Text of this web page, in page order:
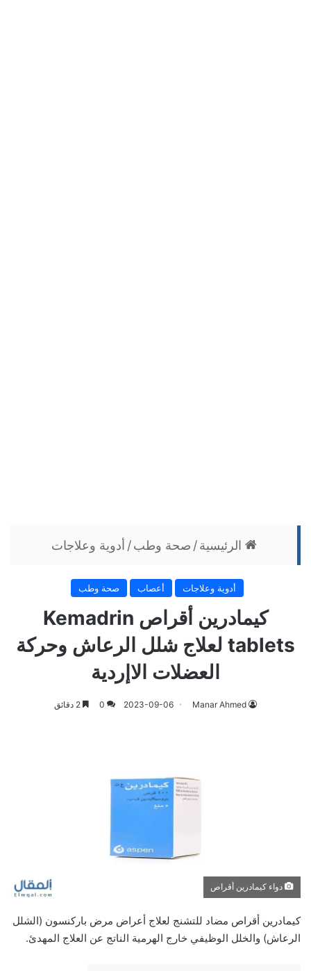
الرئيسية / صحة وطب / أدوية وعلاجات
أدوية وعلاجات أعصاب صحة وطب
كيمادرين أقراص Kemadrin
tablets لعلاج شلل الرعاش وحركة
العضلات الاإردية
Manar Ahmed
2023-09-06
0
دواء كيمادرين أقراص
كيمادرين أقراص مضاد للتشنج لعلاج أعراض مرض باركنسون (الشلل
الرعاش) والخلل الوظيفي خارج الهرمية الناتج عن العلاج المهدئ.